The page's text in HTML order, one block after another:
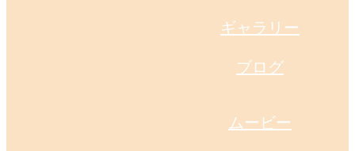
ギャラリー
ブログ
ムービー